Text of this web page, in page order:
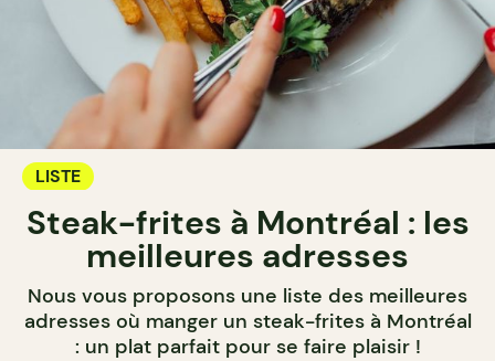
LISTE
Steak-frites à Montréal : les
meilleures adresses
Nous vous proposons une liste des meilleures
adresses où manger un steak-frites à Montréal
: un plat parfait pour se faire plaisir !